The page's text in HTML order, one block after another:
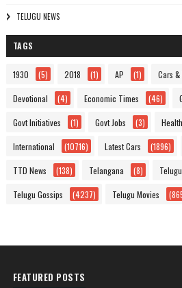
TELUGU NEWS
TAGS
1930 (5) 2018 (1) AP (1) Cars &
Devotional (4) Economic Times (46)
Govt Initiatives (1) Govt Jobs (3) Health
International (10716) Latest Cars (1896)
TTD News (138) Telangana (8) Telugu
Telugu Gossips (4237) Telugu Movies
FEATURED POSTS